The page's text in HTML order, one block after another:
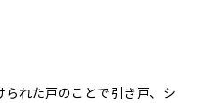
れた戸のことで引き戸、シ